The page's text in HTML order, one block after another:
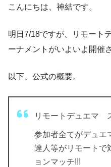
こんにちは、神結です。
明日7/18ですが、リモート
ーナメントがいよいよ開催
以下、公式の概要。
リモートデュエマ
参加者全てがデュエ
達人等がリモートで
ョンマッチ!!!